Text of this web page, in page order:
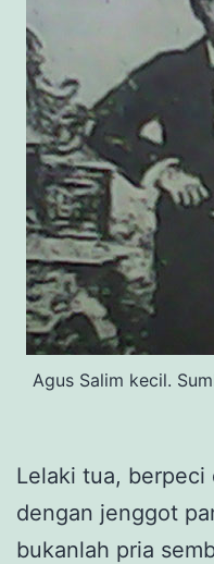
Agus Salim kecil.
Lelaki tua, berpeci
dengan jenggot
bukanlah pria